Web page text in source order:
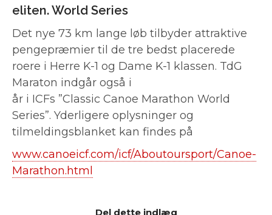
eliten. World Series
Det nye 73 km lange løb tilbyder attraktive
pengepræmier til de tre bedst placerede
roere i Herre K-1 og Dame K-1 klassen. TdG
Maraton indgår også i
år i ICFs ”Classic Canoe Marathon World
Series”. Yderligere oplysninger og
tilmeldingsblanket kan findes på
www.canoeicf.com/icf/Aboutoursport/Canoe-
Marathon.html
Del dette indlæg